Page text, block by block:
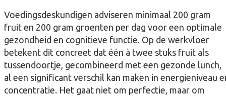
Voedingsdeskundigen adviseren minimaal 200 gram
fruit en 200 gram groenten per dag voor een optimale
gezondheid en cognitieve functie. Op de werkvloer
betekent dit concreet dat één à twee stuks fruit als
tussendoortje, gecombineerd met een gezonde lunch,
al een significant verschil kan maken in energieniveau
concentratie. Het gaat niet om perfectie, maar om